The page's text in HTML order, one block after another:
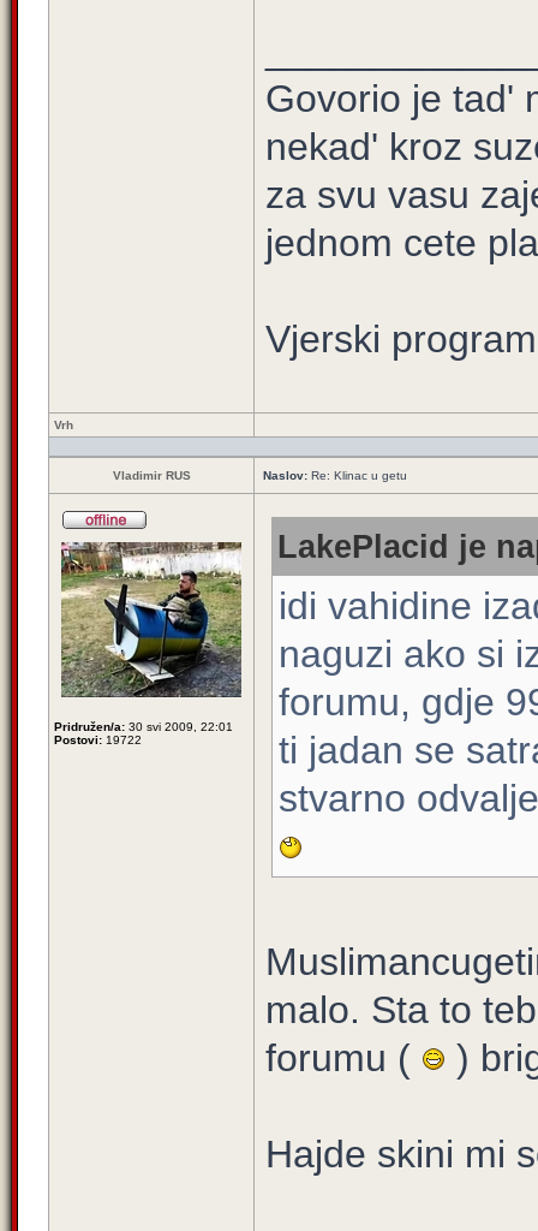
Govorio je tad'
nekad' kroz
za svu vasu
jednom cete
Vjerski
Vrh
Vladimir RUS Naslov: Re: Klinac u getu
Pridružen/a: 30 svi 2009, 22:01
Postovi: 19722
LakePlacid je
idi vahidine
naguzi ako si
forumu, gdje
ti jadan se
stvarno
malo. Sta to
forumu (
)
Hajde skini mi